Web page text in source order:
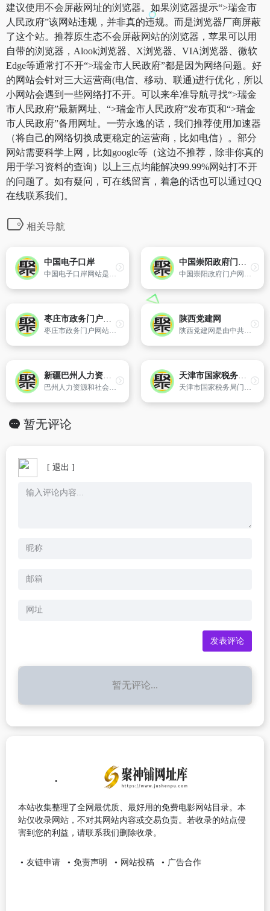
建议使用不会屏蔽网址的浏览器。如果浏览器提示“>瑞金市
人民政府”该网站违规，并非真的违规。而是浏览器厂商屏蔽
了这个站。推荐原生态不会屏蔽网站的浏览器，苹果可以用
自带的浏览器，Alook浏览器、X浏览器、VIA浏览器、微软
Edge等通常打不开“>瑞金市人民政府”都是因为网络问题。好
的网站会针对三大运营商(电信、移动、联通)进行优化，所以
小网站会遇到一些网络打不开。可以来牟准导航寻找“>瑞金
市人民政府”最新网址、“>瑞金市人民政府”发布页和“>瑞金
市人民政府”备用网址。一劳永逸的话，我们推荐使用加速器
（将自己的网络切换成更稳定的运营商，比如电信）。部分
网站需要科学上网，比如google等（这边不推荐，除非你真的
用于学习资料的查询）以上三点均能解决99.99%网站打不开
的问题了。如有疑问，可在线留言，着急的话也可以通过QQ
在线联系我们。
相关导航
中国电子口岸
中国电子口岸网站是由14个部委共同建设的跨部门、跨地区、跨行业的大通关统一信息平台。提供国家各行政管理部门进行跨部门、跨行业、跨地区的数据交换和联网核查,并向企业提供报关申报、网上支付、外汇核销、出口退税等“一站式”电子政务服务,是集口岸通关执法管理及相关物流商务服务为一体的统一信息平台。
中国崇阳政府门户网站
中国崇阳政府门户网站、中国崇阳网,政府服务、旅游服务、新闻传播、电子商务。
枣庄市政务门户网站
枣庄市政务门户网站是枣庄政务公开的平台,在线服务的窗口,政民互动的桥梁,对外宣传的网上阵地。江北水乡运河古城欢迎您！
陕西党建网
陕西党建网是由中共陕西省委组织部主办的党建网站。
新疆巴州人力资源和社会保障网
巴州人力资源和社会保障局主办
天津市国家税务局门户网站
天津市国家税务局门户网站以服务纳税人、服务税收征管、服务经济税收中心工作为导向,是税法宣传的传媒、纳税服务的平台、征纳互动的纽带和政务公开的窗口。该网站是集税务新闻发布、政务信息公开、税务文化传播、网上办税服务、税收法规查询和税收在线互动等功能于一体的部门服务型网站。通过天津市国家税务局网
暂无评论
[ 退出 ]
暂无评论...
本站收集整理了全网最优质、最好用的免费电影网站目录。本
站仅收录网站，不对其网站内容或交易负责。若收录的站点侵
害到您的利益，请联系我们删除收录。
友链申请 免责声明 网站投稿 广告合作